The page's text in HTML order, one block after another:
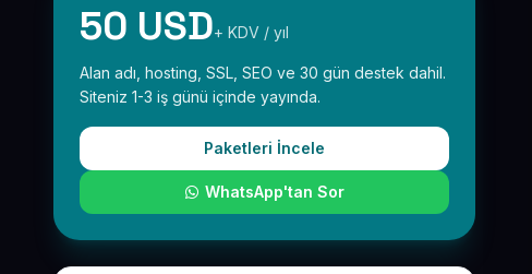
50 USD+ KDV / yıl
Alan adı, hosting, SSL, SEO ve 30 gün destek dahil.
Siteniz 1-3 iş günü içinde yayında.
Paketleri İncele
WhatsApp'tan Sor